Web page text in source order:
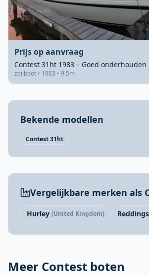
Prijs op aanvraag
zeilboot • 1983 • 9.5m
Bekende modellen
Contest 31ht
Vergelijkbare merken als
Hurley (United Kingdom)
Meer Contest boten